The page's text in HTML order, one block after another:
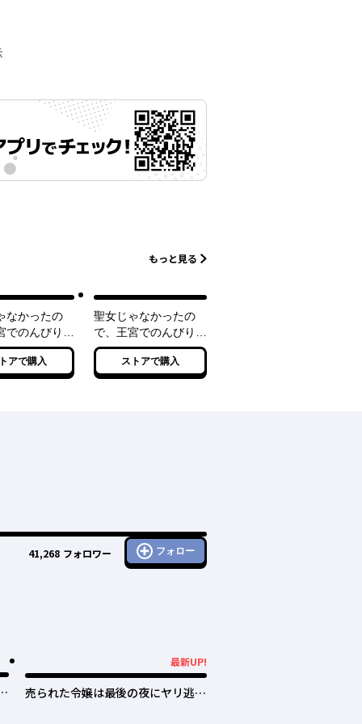
もっと見る
なかったの
でのんびりご
ことにしまし
アで購入
聖女じゃなかったの
で、王宮でのんびりご
飯を作ることにしまし
ストアで購入
41,268 フォロワー フォロー
最新UP!
売られた令嬢は最後の夜にヤリ逃げ